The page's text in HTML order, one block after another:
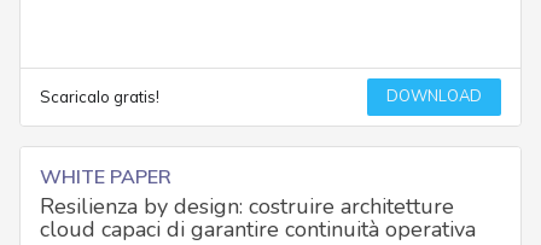
Scaricalo gratis! DOWNLOAD
WHITE PAPER
Resilienza by design: costruire architetture
cloud capaci di garantire continuità operativa